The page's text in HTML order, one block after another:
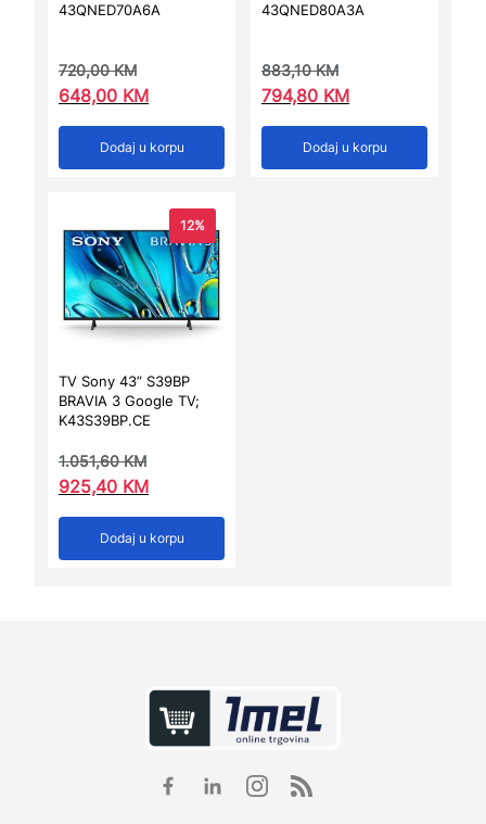
43QNED70A6A
720,00KM
648,00 KM
Dodaj u korpu
43QNED80A3A
883,10KM
794,80 KM
Dodaj u korpu
12%
TV Sony 43” S39BP
BRAVIA 3 Google TV;
K43S39BP.CE
1.051,60KM
925,40 KM
Dodaj u korpu